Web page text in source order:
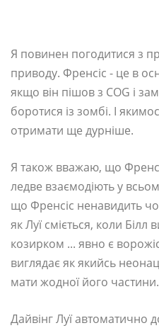
Я повинен погодитися з
приводу. Френсіс - це в
якщо він пішов з COG і
боротися із зомбі. І
отримати ще дурніше.
Я також вважаю, що
ледве взаємодіють у
що Френсіс ненавидить
як Луї сміється, коли
козирком ... явно є
виглядає як якийсь
мати жодної його частини.
Дайвінг Луї автоматично